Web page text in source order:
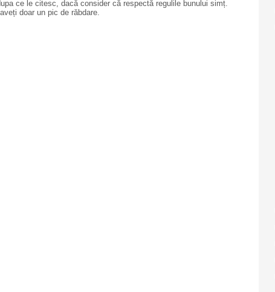
ce le citesc, dacă consider că respectă regulile bunului simț.
doar un pic de răbdare.